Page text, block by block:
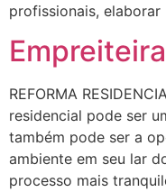
profissionais,
REFORMA
residencial pode ser
também pode ser a
ambiente em seu lar
processo mais